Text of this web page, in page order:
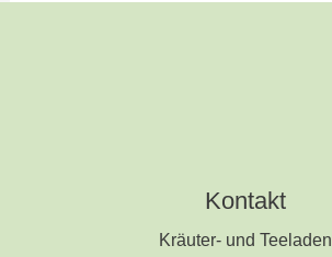
Kontakt
Kräuter- und Teeladen